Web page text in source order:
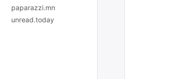
paparazzi.mn
unread.today